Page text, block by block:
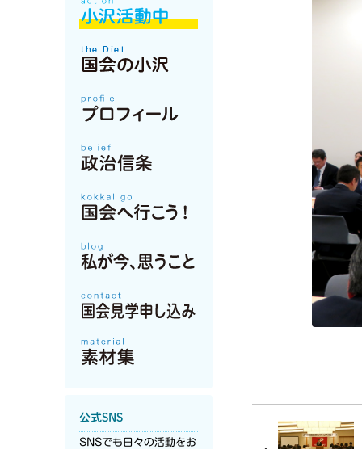
公式SNS
SNSでも日々の活動をお